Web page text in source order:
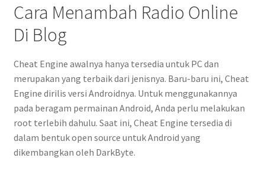
Cara Menambah Radio Online
Di Blog
Cheat Engine awalnya hanya tersedia untuk PC dan
merupakan yang terbaik dari jenisnya. Baru-baru ini, Cheat
Engine dirilis versi Androidnya. Untuk menggunakannya
pada beragam permainan Android, Anda perlu melakukan
root terlebih dahulu. Saat ini, Cheat Engine tersedia di
dalam bentuk open source untuk Android yang
dikembangkan oleh DarkByte.